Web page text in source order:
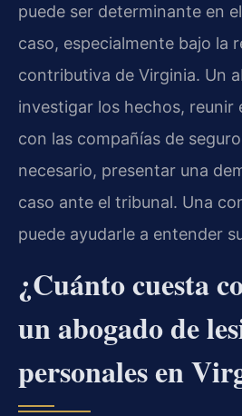
puede ser determinante en
caso, especialmente bajo la
contributiva de Virginia. Un
investigar los hechos, reunir
con las compañías de
necesario, presentar una
caso ante el tribunal. Una
puede ayudarle a entender
¿Cuánto cuesta
un abogado de
personales en